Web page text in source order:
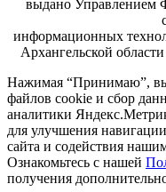
выдано Управлением
информационных
Архангельской
Нажимая “Принимаю”, вы
файлов cookie и сбор
аналитики
для улучшения
сайта и содействия
Ознакомьтесь с нашей
получения